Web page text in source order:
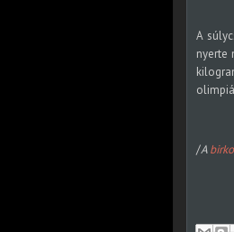
A
nyerte
/A